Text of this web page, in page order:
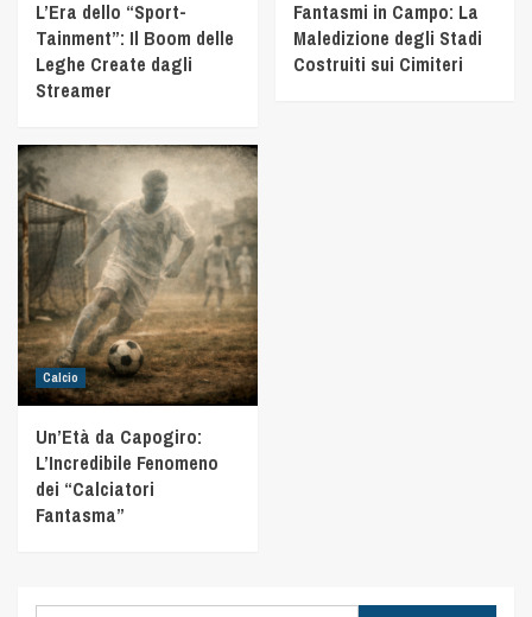
L’Era dello “Sport-
Tainment”: Il Boom delle
Leghe Create dagli
Streamer
Fantasmi in Campo: La
Maledizione degli Stadi
Costruiti sui Cimiteri
Calcio
Un’Età da Capogiro:
L’Incredibile Fenomeno
dei “Calciatori
Fantasma”